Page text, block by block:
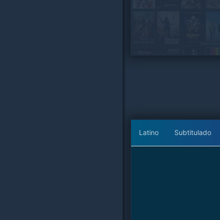
Latino Subtitulado